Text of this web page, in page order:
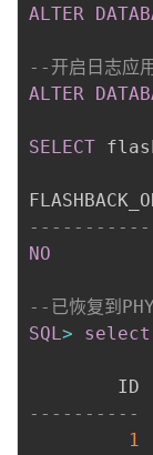
ALTER
--开启日志应用
ALTER
SELECT
NO
--已恢复到
SQL> select
----------
1